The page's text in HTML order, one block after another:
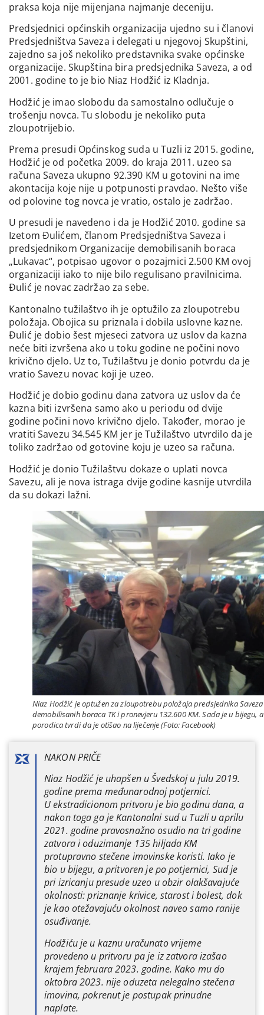
praksa koja nije mijenjana najmanje deceniju.
Predsjednici općinskih organizacija ujedno su i članovi
Predsjedništva Saveza i delegati u njegovoj Skupštini,
zajedno sa još nekoliko predstavnika svake općinske
organizacije. Skupština bira predsjednika Saveza, a od
2001. godine to je bio Niaz Hodžić iz Kladnja.
Hodžić je imao slobodu da samostalno odlučuje o
trošenju novca. Tu slobodu je nekoliko puta
zloupotrijebio.
Prema presudi Općinskog suda u Tuzli iz 2015. godine,
Hodžić je od početka 2009. do kraja 2011. uzeo sa
računa Saveza ukupno 92.390 KM u gotovini na ime
akontacija koje nije u potpunosti pravdao. Nešto više
od polovine tog novca je vratio, ostalo je zadržao.
U presudi je navedeno i da je Hodžić 2010. godine sa
Izetom Đulićem, članom Predsjedništva Saveza i
predsjednikom Organizacije demobilisanih boraca
„Lukavac“, potpisao ugovor o pozajmici 2.500 KM ovoj
organizaciji iako to nije bilo regulisano pravilnicima.
Đulić je novac zadržao za sebe.
Kantonalno tužilaštvo ih je optužilo za zloupotrebu
položaja. Obojica su priznala i dobila uslovne kazne.
Đulić je dobio šest mjeseci zatvora uz uslov da kazna
neće biti izvršena ako u toku godine ne počini novo
krivično djelo. Uz to, Tužilaštvu je donio potvrdu da je
vratio Savezu novac koji je uzeo.
Hodžić je dobio godinu dana zatvora uz uslov da će
kazna biti izvršena samo ako u periodu od dvije
godine počini novo krivično djelo. Također, morao je
vratiti Savezu 34.545 KM jer je Tužilaštvo utvrdilo da je
toliko zadržao od gotovine koju je uzeo sa računa.
Hodžić je donio Tužilaštvu dokaze o uplati novca
Savezu, ali je nova istraga dvije godine kasnije utvrdila
da su dokazi lažni.
Niaz Hodžić je optužen za zloupotrebu položaja predsjednika Saveza
demobilisanih boraca TK i pronevjeru 132.600 KM. Sada je u bijegu, a
porodica tvrdi da je otišao na liječenje (Foto: Facebook)
NAKON PRIČE
Niaz Hodžić je uhapšen u Švedskoj u julu 2019.
godine prema međunarodnoj potjernici.
U ekstradicionom pritvoru je bio godinu dana, a
nakon toga ga je Kantonalni sud u Tuzli u aprilu
2021. godine pravosnažno osudio na tri godine
zatvora i oduzimanje 135 hiljada KM
protupravno stečene imovinske koristi. Iako je
bio u bijegu, a pritvoren je po potjernici, Sud je
pri izricanju presude uzeo u obzir olakšavajuće
okolnosti: priznanje krivice, starost i bolest, dok
je kao otežavajuću okolnost naveo samo ranije
osuđivanje.
Hodžiću je u kaznu uračunato vrijeme
provedeno u pritvoru pa je iz zatvora izašao
krajem februara 2023. godine. Kako mu do
oktobra 2023. nije oduzeta nelegalno stečena
imovina, pokrenut je postupak prinudne
naplate.